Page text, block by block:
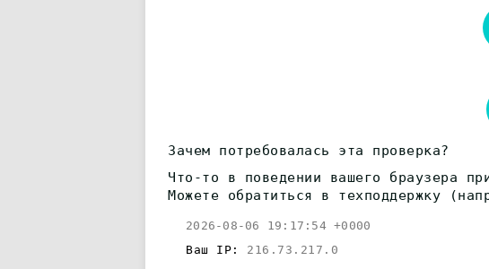
Зачем потребовалась эта проверка?
Что-то в поведении вашего браузера
Можете обратиться в техподдержку
2026-08-06 19:17:54 +0000
Ваш IP: 216.73.217.0